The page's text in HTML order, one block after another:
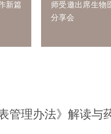
新篇
师受邀出席生物
分享会
管理办法》解读与